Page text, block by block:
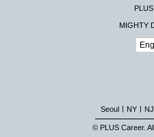
MIGHTY
Seoul NY NJ
© PLUS Career.